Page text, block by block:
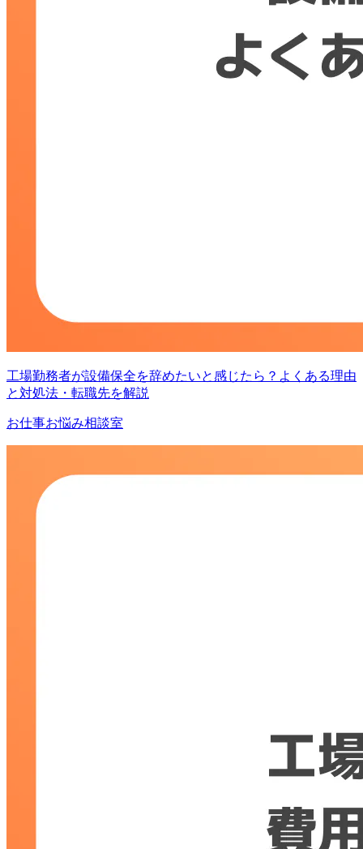
工場勤務者が設備保全を辞めたいと感じたら？よくある理由
と対処法・転職先を解説
お仕事お悩み相談室